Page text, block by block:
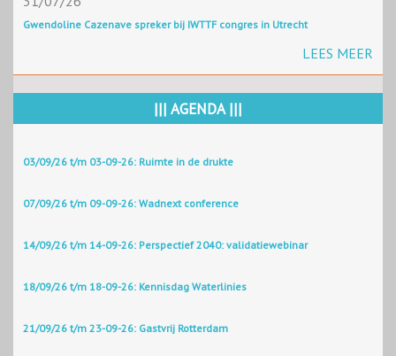
Gwendoline Cazenave spreker bij IWTTF congres in Utrecht
LEES MEER
||| AGENDA |||
03/09/26 t/m 03-09-26: Ruimte in de drukte
07/09/26 t/m 09-09-26: Wadnext conference
14/09/26 t/m 14-09-26: Perspectief 2040: validatiewebinar
18/09/26 t/m 18-09-26: Kennisdag Waterlinies
21/09/26 t/m 23-09-26: Gastvrij Rotterdam